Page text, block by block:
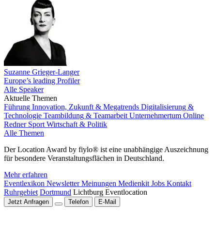
Suzanne Grieger-Langer
Europe’s leading Profiler
Alle Speaker
Aktuelle Themen
Führung Innovation, Zukunft & Megatrends Digitalisierung &
Technologie Teambildung & Teamarbeit Unternehmertum Online
Redner Sport Wirtschaft & Politik
Alle Themen
Der Location Award by fiylo® ist eine unabhängige Auszeichnung
für besondere Veranstaltungsflächen in Deutschland.
Mehr erfahren
Eventlexikon NewsletterMeinungen Medienkit Jobs Kontakt
Ruhrgebiet Dortmund Lichtburg Eventlocation
Jetzt Anfragen Telefon E-Mail